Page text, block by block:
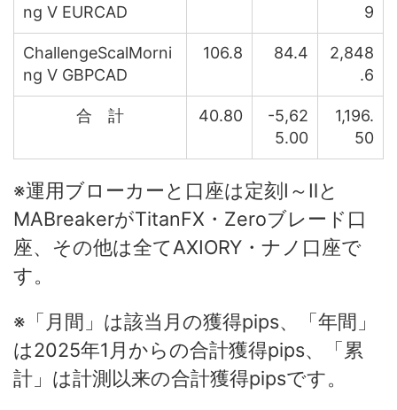
ng V EURCAD
9
ChallengeScalMorni
ng V GBPCAD
106.8 84.4
2,848
.6
合 計 40.80
-5,62
5.00
1,196.
50
※運用ブローカーと口座は定刻Ⅰ～Ⅱと
MABreakerがTitanFX・Zeroブレード口
座、その他は全てAXIORY・ナノ口座で
す。
※「月間」は該当月の獲得pips、「年間」
は2025年1月からの合計獲得pips、「累
計」は計測以来の合計獲得pipsです。